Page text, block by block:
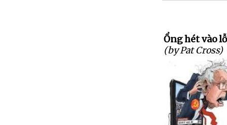
Ổng hét vào
(by Pat Cross)